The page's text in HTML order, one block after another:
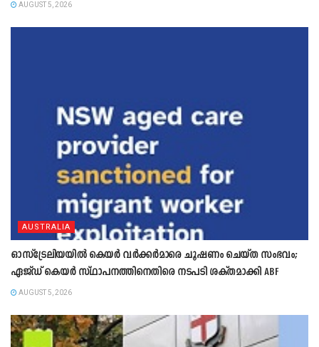
AUGUST 5, 2026
AUSTRALIA
ഓസ്‌ട്രേലിയയിൽ കെയർ വർക്കർമാരെ ചൂഷണം ചെയ്ത സംഭവം;
ഏജ്ഡ് കെയർ സ്ഥാപനത്തിനെതിരെ നടപടി ശക്തമാക്കി ABF
AUGUST 5, 2026